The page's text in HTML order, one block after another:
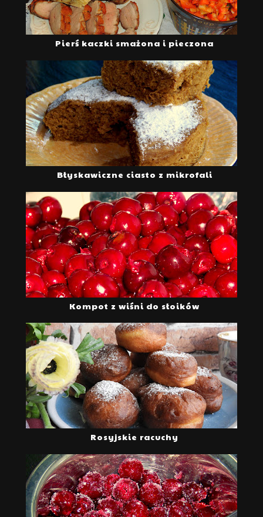
Pierś kaczki smażona i pieczona
Błyskawiczne ciasto z mikrofali
Kompot z wiśni do słoików
Rosyjskie racuchy